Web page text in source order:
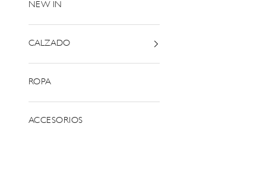
NEW IN
CALZADO
ROPA
ACCESORIOS